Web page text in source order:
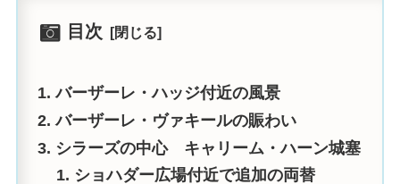
目次
バーザーレ・ハッジ付近の風景
バーザーレ・ヴァキールの賑わい
シラーズの中心 キャリーム・ハーン城塞
ショハダー広場付近で追加の両替